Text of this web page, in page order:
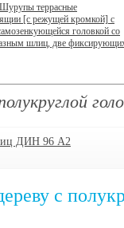
террасные
[с режущей кромкой] с
головкой со
шлиц, две
ДИН 96 А2
с